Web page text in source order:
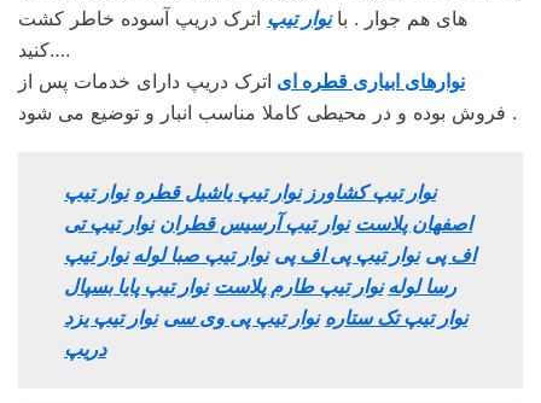
های هم جوار . بانوار تیپ اترک دریپ آسوده خاطر کشت
کنید….
نوارهای ابیاری قطره ای اترک دریپ دارای خدمات پس از
فروش بوده و در محیطی کاملا مناسب انبار و توضیع می شود .
نوار تیپ کشاورز نوار تیپ یاشیل قطره نوار تیپ
اصفهان پلاست نوار تیپ آرسیس قطران نوار تیپ تی
اف پی نوار تیپ پی اف پی نوار تیپ صبا لوله نوار تیپ
رسا لوله نوار تیپ طارم پلاست نوار تیپ پایا بسپال
نوار تیپ تک ستاره نوار تیپ پی وی سی نوار تیپ یزد
دریپ